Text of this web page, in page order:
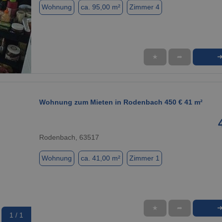
1 / 11
Wohnung ca. 95,00 m² Zimmer 4
★ ➦ ➜
1 / 1
Wohnung zum Mieten in Rodenbach 450 € 41 m²
Rodenbach, 63517
Wohnung ca. 41,00 m² Zimmer 1
★ ➦ ➜